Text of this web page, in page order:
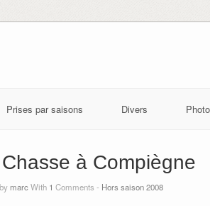
Prises par saisons Divers
à Compiègne
marcWith 1 Comments - Hors saison 2008